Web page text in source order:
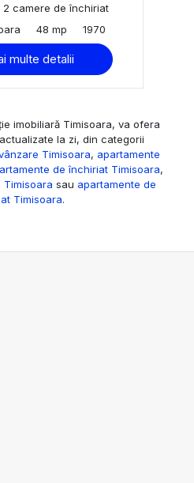
camere de închiriat
48 mp 1970
multe detalii
imobiliară Timisoara, va ofera
la zi, din categorii
Timisoara, apartamente
de închiriat Timisoara,
Timisoara sau apartamente de
Timisoara.